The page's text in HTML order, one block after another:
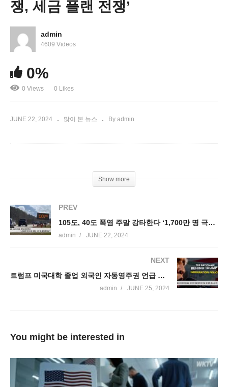
부터 92도 이상 시 단전 금지’
쟁, 세금 플랜 전쟁’
admin
4609 Videos
0%
0 Views 0 Likes
JUNE 22, 2024 많이 본 뉴스 By admin
Show more
PREV
105도, 40도 폭염 주말 강타한다 ‘1,700만 명 극히 위험, 1억 명 폭염주의보’
admin JUNE 22, 2024
NEXT
트럼프 미국대학 졸업 외국인 자동영주권 언급 후 대폭 축소 논란
admin JUNE 25, 2024
You might be interested in